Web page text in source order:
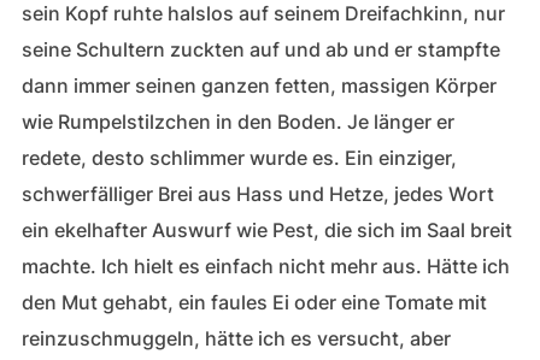
sein Kopf ruhte halslos auf seinem Dreifachkinn, nur
seine Schultern zuckten auf und ab und er stampfte
dann immer seinen ganzen fetten, massigen Körper
wie Rumpelstilzchen in den Boden. Je länger er
redete, desto schlimmer wurde es. Ein einziger,
schwerfälliger Brei aus Hass und Hetze, jedes Wort
ein ekelhafter Auswurf wie Pest, die sich im Saal breit
machte. Ich hielt es einfach nicht mehr aus. Hätte ich
den Mut gehabt, ein faules Ei oder eine Tomate mit
reinzuschmuggeln, hätte ich es versucht, aber